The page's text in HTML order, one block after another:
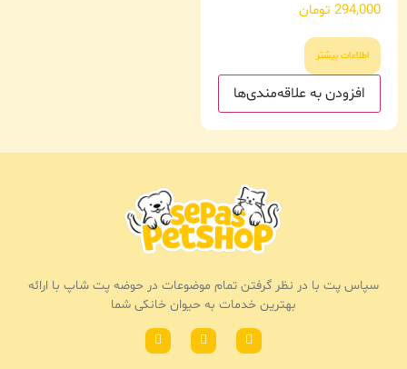
294,000 تومان
اطلاعات بیشتر
افزودن به علاقه‌مندی‌ها
سپاس پت با در نظر گرفتن تمام موضوعات در حوضه پت شاپ با ارائه
بهترین خدمات به حیوان خانکی شما